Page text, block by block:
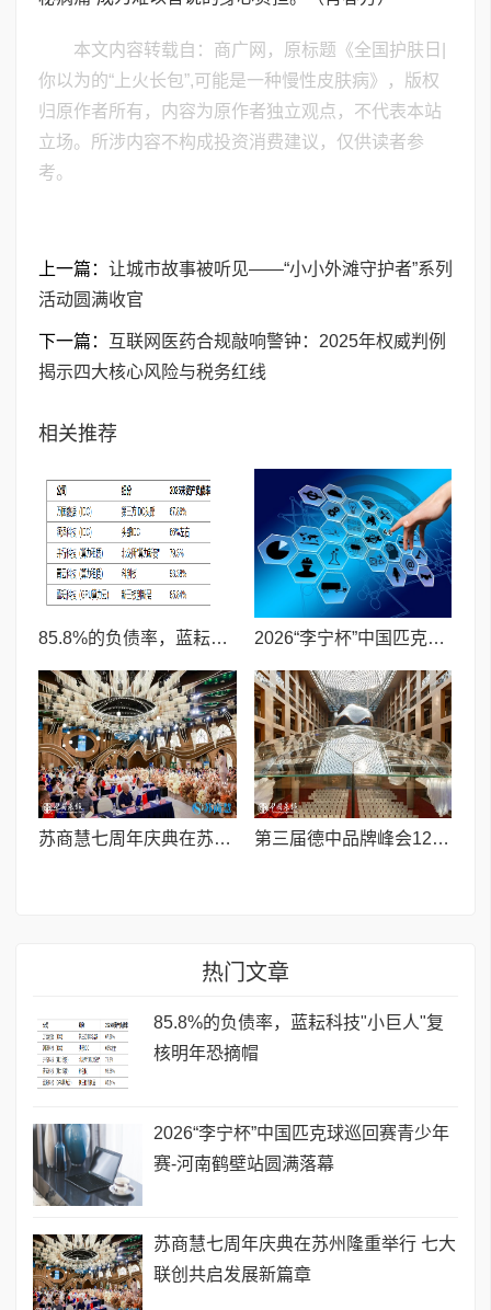
本文内容转载自：商广网，原标题《全国护肤日|
你以为的“上火长包”,可能是一种慢性皮肤病》，版权
归原作者所有，内容为原作者独立观点，不代表本站
立场。所涉内容不构成投资消费建议，仅供读者参
考。
上一篇： 让城市故事被听见——“小小外滩守护者”系列
活动圆满收官
下一篇：
互联网医药合规敲响警钟：2025年权威判例
揭示四大核心风险与税务红线
相关推荐
85.8%的负债率，蓝耘科技"小巨人"复核明年恐摘帽 2026“李宁杯”中国匹克球巡回赛青少年赛-河南鹤壁站圆满落幕
苏商慧七周年庆典在苏州隆重举行 七大联创共启发展新篇章 第三届德中品牌峰会12月将在柏林举办，聚焦人工智能时代品牌全球化发展
热门文章
85.8%的负债率，蓝耘科技"小巨人"复
核明年恐摘帽
2026“李宁杯”中国匹克球巡回赛青少年
赛-河南鹤壁站圆满落幕
苏商慧七周年庆典在苏州隆重举行 七大
联创共启发展新篇章